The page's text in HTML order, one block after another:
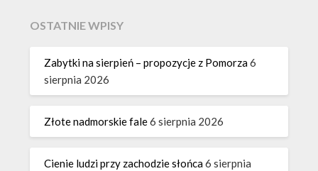
OSTATNIE WPISY
Zabytki na sierpień – propozycje z Pomorza6
sierpnia 2026
Złote nadmorskie fale6 sierpnia 2026
Cienie ludzi przy zachodzie słońca6 sierpnia